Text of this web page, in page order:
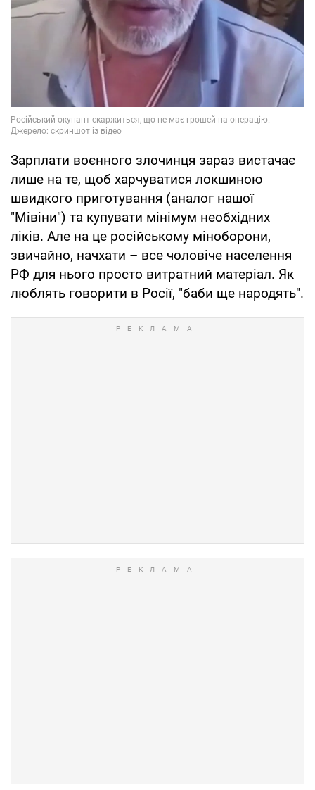
Зарплати воєнного злочинця зараз вистачає
лише на те, щоб харчуватися локшиною
швидкого приготування (аналог нашої
"Мівіни") та купувати мінімум необхідних
ліків. Але на це російському міноборони,
звичайно, начхати – все чоловіче населення
РФ для нього просто витратний матеріал. Як
люблять говорити в Росії, "баби ще народять".